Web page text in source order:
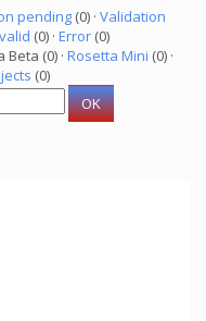
pending (0) · Validation
(0) · Error (0)
Beta (0) · Rosetta Mini (0) ·
(0)